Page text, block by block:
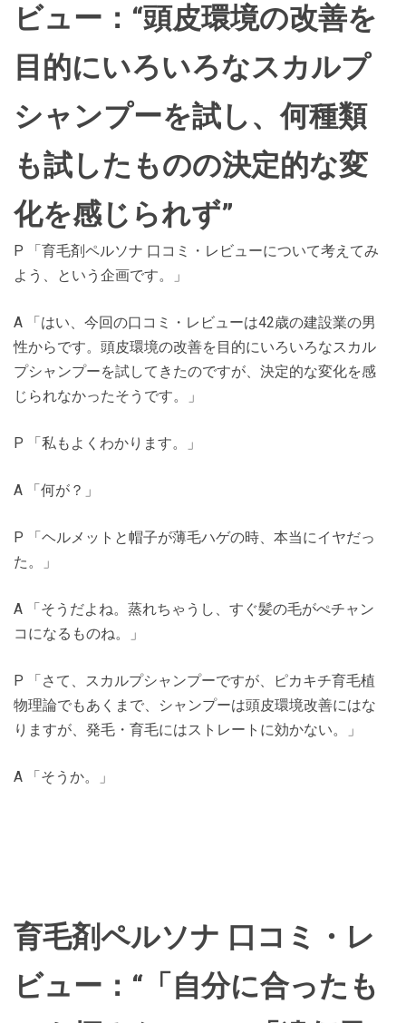
ビュー：“頭皮環境の改善を
目的にいろいろなスカルプ
シャンプーを試し、何種類
も試したものの決定的な変
化を感じられず”
P 「育毛剤ペルソナ 口コミ・レビューについて考えてみ
よう、という企画です。」
A 「はい、今回の口コミ・レビューは42歳の建設業の男
性からです。頭皮環境の改善を目的にいろいろなスカル
プシャンプーを試してきたのですが、決定的な変化を感
じられなかったそうです。」
P 「私もよくわかります。」
A 「何が？」
P 「ヘルメットと帽子が薄毛ハゲの時、本当にイヤだっ
た。」
A 「そうだよね。蒸れちゃうし、すぐ髪の毛がぺチャン
コになるものね。」
P 「さて、スカルプシャンプーですが、ピカキチ育毛植
物理論でもあくまで、シャンプーは頭皮環境改善にはな
りますが、発毛・育毛にはストレートに効かない。」
A 「そうか。」
育毛剤ペルソナ 口コミ・レ
ビュー：“「自分に合ったも